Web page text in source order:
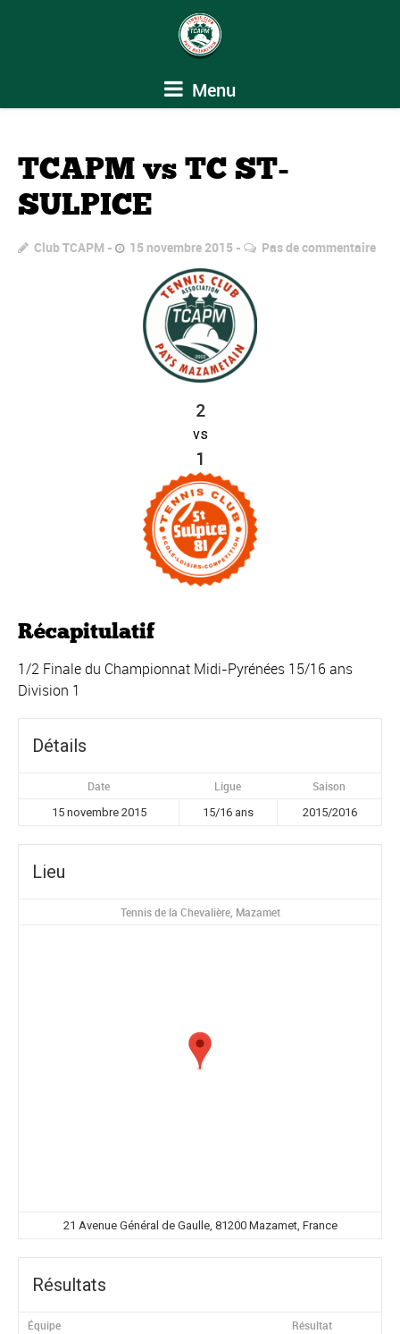
Menu
TCAPM vs TC ST-
SULPICE
Club TCAPM 15 novembre 2015 Pas de commentaire
2
vs
1
Récapitulatif
1/2 Finale du Championnat Midi-Pyrénées 15/16 ans
Division 1
Détails
Date Ligue Saison
15 novembre 2015 15/16 ans 2015/2016
Lieu
Tennis de la Chevalière, Mazamet
21 Avenue Général de Gaulle, 81200 Mazamet, France
Résultats
Équipe Résultat